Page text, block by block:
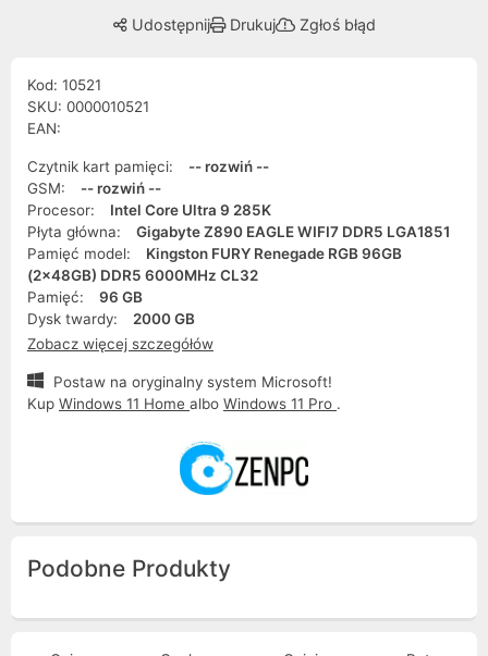
Udostępnij Drukuj Zgłoś błąd
Kod: 10521
SKU: 0000010521
EAN:
Czytnik kart pamięci:
-- rozwiń --
GSM:
-- rozwiń --
Procesor:
Intel Core Ultra 9 285K
Płyta główna:
Gigabyte Z890 EAGLE WIFI7 DDR5 LGA1851
Pamięć model:
Kingston FURY Renegade RGB 96GB
(2x48GB) DDR5 6000MHz CL32
Pamięć:
96 GB
Dysk twardy:
2000 GB
Zobacz więcej szczegółów
Postaw na oryginalny system Microsoft!
Kup Windows 11 Home albo Windows 11 Pro .
Podobne Produkty